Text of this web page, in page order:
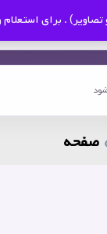
. برای
صفحه